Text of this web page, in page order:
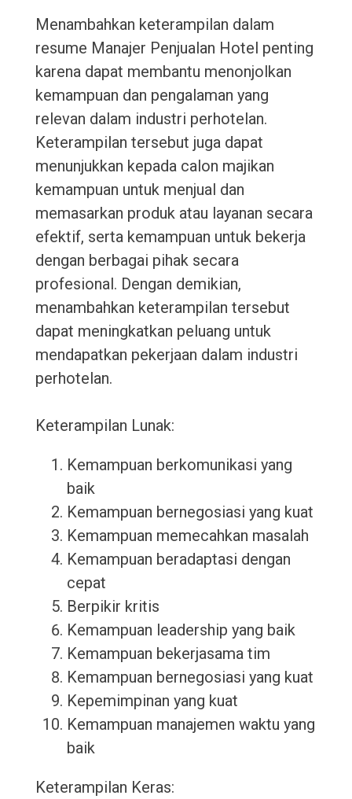
Menambahkan keterampilan dalam
resume Manajer Penjualan Hotel penting
karena dapat membantu menonjolkan
kemampuan dan pengalaman yang
relevan dalam industri perhotelan.
Keterampilan tersebut juga dapat
menunjukkan kepada calon majikan
kemampuan untuk menjual dan
memasarkan produk atau layanan secara
efektif, serta kemampuan untuk bekerja
dengan berbagai pihak secara
profesional. Dengan demikian,
menambahkan keterampilan tersebut
dapat meningkatkan peluang untuk
mendapatkan pekerjaan dalam industri
perhotelan.
Keterampilan Lunak:
Kemampuan berkomunikasi yang
baik
Kemampuan bernegosiasi yang kuat
Kemampuan memecahkan masalah
Kemampuan beradaptasi dengan
cepat
Berpikir kritis
Kemampuan leadership yang baik
Kemampuan bekerjasama tim
Kemampuan bernegosiasi yang kuat
Kepemimpinan yang kuat
Kemampuan manajemen waktu yang
baik
Keterampilan Keras: